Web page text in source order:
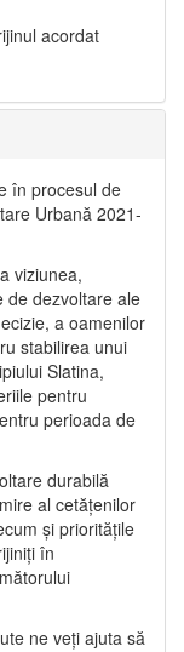
acordat
în procesul de
Urbană 2021‐
viziunea,
de dezvoltare ale
a oamenilor
stabilirea unui
Slatina,
pentru
perioada de
durabilă
al cetățenilor
și prioritățile
în
ne veți ajuta să